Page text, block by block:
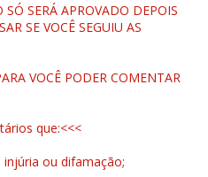
SERÁ APROVADO DEPOIS
SE VOCÊ SEGUIU AS
VOCÊ PODER COMENTAR
que:<<<
ou difamação;